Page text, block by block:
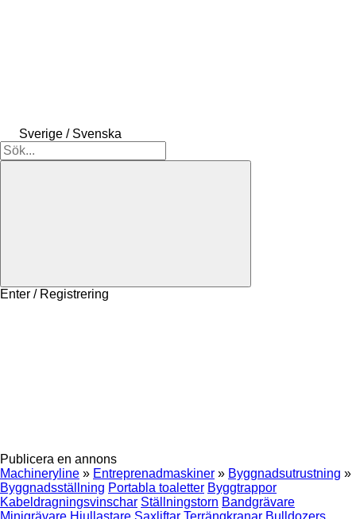
Sverige / Svenska
Enter / Registrering
Publicera en annons
Machineryline » Entreprenadmaskiner » Byggnadsutrustning »
Byggnadsställning Portabla toaletter Byggtrappor
Kabeldragningsvinschar Ställningstorn Bandgrävare
Minigrävare Hjullastare Saxliftar Terrängkranar Bulldozers